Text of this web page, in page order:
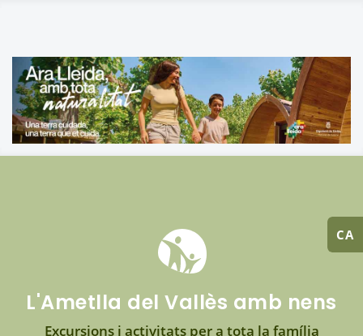
CA
L'Ametlla del Vallès amb nens
Excursions i activitats per a tota la família